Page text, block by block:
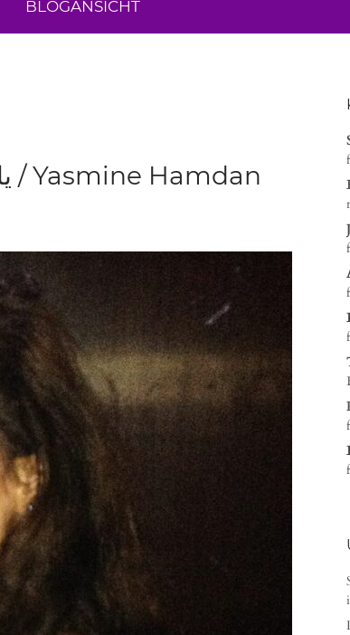
BLOGANSICHT
„Hey, Leute“: ياسمين حمدان / Yasmine Hamdan